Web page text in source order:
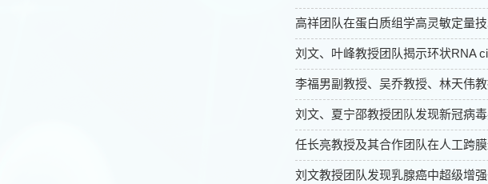
高祥团队在蛋白质组学高灵敏定量
刘文、叶峰教授团队揭示环状RNA
李福男副教授、吴乔教授、林天伟
刘文、夏宁邵教授团队发现新冠病
任长亮教授及其合作团队在人工跨
刘文教授团队发现乳腺癌中超级增